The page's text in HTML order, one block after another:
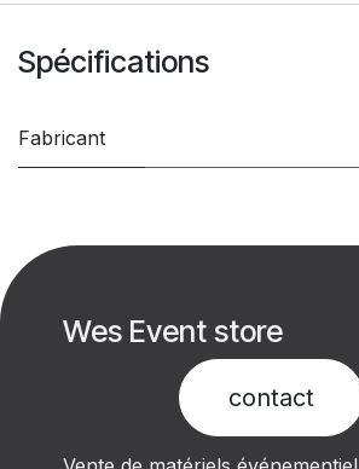
Spécifications
Fabricant
Wes Event store
contact​